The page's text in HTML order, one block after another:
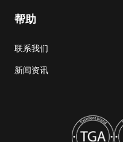
帮助
联系我们
新闻资讯